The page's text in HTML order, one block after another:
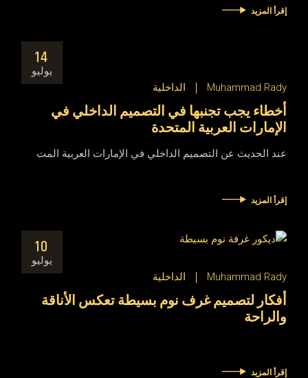
إقرأ المزيد
14
يوليو
Muhammad Rady
الداخلية
أخطاء يجب تجنبها في التصميم الداخلي في
الإمارات العربية المتحدة
عند الحديث عن التصميم الداخلي في الإمارات العربية المت
إقرأ المزيد
10
يوليو
Muhammad Rady
الداخلية
أفكار لتصميم غرف نوم بسيطة تعكس الأناقة
والراحة
إقرأ المزيد